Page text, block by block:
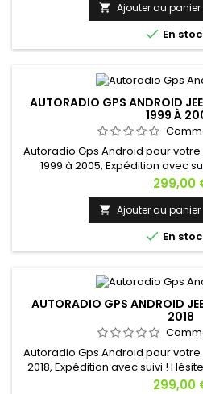
 Ajouter au panier
 En
AUTORADIO GPS ANDROID
1999 À
Autoradio Gps Android pour
1999 à 2005, Expédition avec
contacter si vous avez
Prix
299,00
 Ajouter au panier
 En
AUTORADIO GPS ANDROID
2018
Autoradio Gps Android pour
2018, Expédition avec suivi !
vous avez une
Prix
299,00